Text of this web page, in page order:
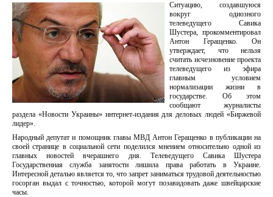
Ситуацию, создавшуюся
вокруг одиозного
телеведущего Савика
Шустера, прокомментировал
Антон Геращенко. Он
утверждает, что нельзя
считать исчезновение проекта
телеведущего из эфира
главным условием
нормализации жизни в
государстве. Об этом
сообщают журналисты
раздела «Новости Украины» интернет-издания для деловых людей «Биржевой
лидер».
Народный депутат и помощник главы МВД Антон Геращенко в публикации на
своей странице в социальной сети поделился мнением относительно одной из
главных новостей вчерашнего дня. Телеведущего Савика Шустера
Государственная служба занятости лишила права работать в Украине.
Интересной деталью является то, что запрет заниматься трудовой деятельностью
госорган выдал с точностью, которой могут позавидовать даже швейцарские
часы.